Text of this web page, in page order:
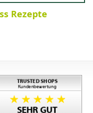
Rezepte